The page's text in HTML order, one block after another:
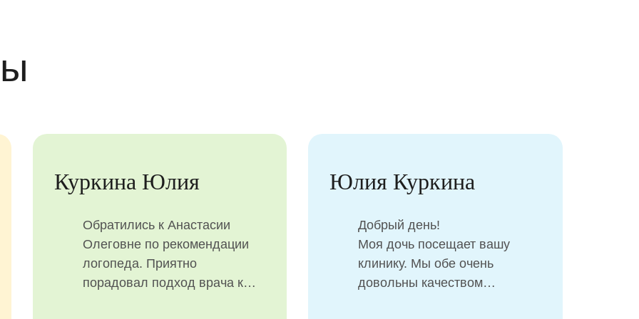
Крайнева Таисия
Понравилась врач Анастасия
Олеговна, очень
внимательная , располагает
ребенка.
Добровольская
Проходим лечение у
Анастасии Олеговны вместе с
сыном, ему 6 лет. И с